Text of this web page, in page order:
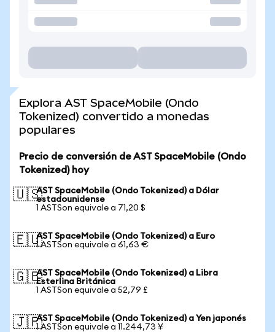
Explora AST SpaceMobile (Ondo
Tokenized) convertido a monedas
populares
Precio de conversión de AST SpaceMobile (Ondo
Tokenized) hoy
🇺🇸AST SpaceMobile (Ondo Tokenized) a Dólar
estadounidense
1 ASTSon equivale a 71,20 $
🇪🇺AST SpaceMobile (Ondo Tokenized) a Euro
1 ASTSon equivale a 61,63 €
🇬🇧AST SpaceMobile (Ondo Tokenized) a Libra
Esterlina Británica
1 ASTSon equivale a 52,79 £
🇯🇵AST SpaceMobile (Ondo Tokenized) a Yen japonés
1 ASTSon equivale a 11.244,73 ¥